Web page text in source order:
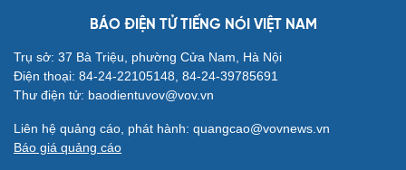
BÁO ĐIỆN TỬ TIẾNG NÓI VIỆT NAM
Trụ sở: 37 Bà Triệu, phường Cửa Nam, Hà Nội
Điện thoại: 84-24-22105148, 84-24-39785691
Thư điện tử: baodientuvov@vov.vn
Liên hệ quảng cáo, phát hành: quangcao@vovnews.vn
Báo giá quảng cáo